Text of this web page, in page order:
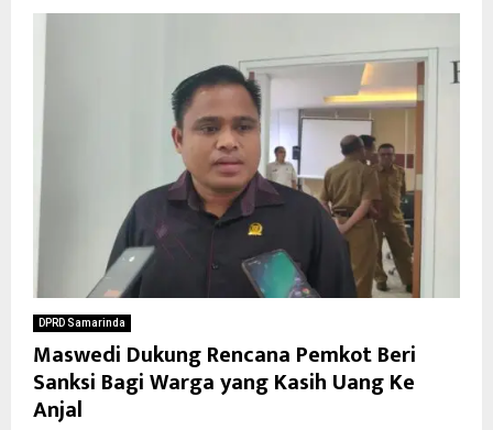
DPRD Samarinda
Maswedi Dukung Rencana Pemkot Beri
Sanksi Bagi Warga yang Kasih Uang Ke
Anjal